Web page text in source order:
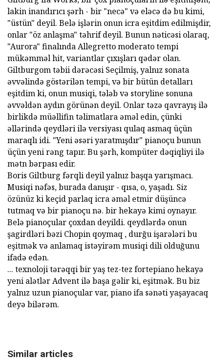
lakin inandırıcı şərh - bir "necə" və eləcə də bu kimi,
"üstün" deyil. Belə işlərin onun icra eşitdim edilmişdir,
onlar "öz anlaşma" təhrif deyil. Bunun nəticəsi olaraq,
"Aurora" finalında Allegretto moderato tempi
mükəmməl hit, variantlar çıxışları qədər olan.
Giltburgom təbii dərəcəsi Seçilmiş, yalnız sonata
əvvəlində göstərilən tempi, və bir bütün detalları
eşitdim ki, onun musiqi, tələb və storyline sonuna
əvvəldən aydın görünən deyil. Onlar təzə qavrayış ilə
birlikdə müəllifin təlimatlara əməl edin, çünki
əllərində qeydləri ilə versiyası qulaq asmaq üçün
maraqlı idi. "Yeni əsəri yaratmışdır" pianoçu bunun
üçün yeni rəng tapır. Bu şərh, kompüter dəqiqliyi ilə
mətn bərpası edir.
Boris Giltburg fərqli deyil yalnız başqa yarışmacı.
Musiqi nəfəs, burada danışır - qısa, o, yaşadı. Siz
özünüz ki keçid parlaq icra əməl etmir düşüncə
tutmaq və bir pianoçu nə. bir hekayə kimi oynayır.
Belə pianoçular çoxdan deyildi. qeydlərdə onun
şagirdləri bəzi Chopin qoymaq , durğu işarələri bu
eşitmək və anlamaq istəyirəm musiqi dili olduğunu
ifadə edən.
... texnoloji tərəqqi bir yaş tez-tez fortepiano hekayə
yeni alətlər Advent ilə başa gəlir ki, eşitmək. Bu biz
yalnız uzun pianoçular var, piano ifa sənəti yaşayacaq
deyə bilərəm.
Similar articles